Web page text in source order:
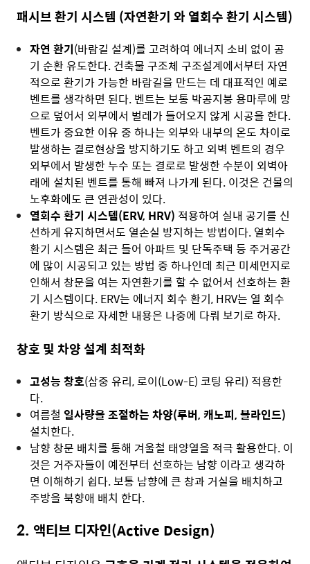
패시브 환기 시스템 (자연환기 와 열회수 환기 시스템)
자연 환기(바람길 설계)를 고려하여 에너지 소비 없이 공
기 순환 유도한다. 건축물 구조체 구조설계에서부터 자연
적으로 환기가 가능한 바람길을 만드는 데 대표적인 예로
벤트를 생각하면 된다. 벤트는 보통 박공지붕 용마루에 망
으로 덮어서 외부에서 벌레가 들어오지 않게 시공을 한다.
벤트가 중요한 이유 중 하나는 외부와 내부의 온도 차이로
발생하는 결로현상을 방지하기도 하고 외벽 벤트의 경우
외부에서 발생한 누수 또는 결로로 발생한 수분이 외벽아
래에 설치된 벤트를 통해 빠져 나가게 된다. 이것은 건물의
노후화에도 큰 연관성이 있다.
열회수 환기 시스템(ERV, HRV) 적용하여 실내 공기를 신
선하게 유지하면서도 열손실 방지하는 방법이다. 열회수
환기 시스템은 최근 들어 아파트 및 단독주택 등 주거공간
에 많이 시공되고 있는 방법 중 하나인데 최근 미세먼지로
인해서 창문을 여는 자연환기를 할 수 없어서 선호하는 환
기 시스템이다. ERV는 에너지 회수 환기, HRV는 열 회수
환기 방식으로 자세한 내용은 나중에 다뤄 보기로 하자.
창호 및 차양 설계 최적화
고성능 창호(삼중 유리, 로이(Low-E) 코팅 유리) 적용한
다.
여름철 일사량을 조절하는 차양(루버, 캐노피, 블라인드)
설치한다.
남향 창문 배치를 통해 겨울철 태양열을 적극 활용한다. 이
것은 거주자들이 예전부터 선호하는 남향 이라고 생각하
면 이해하기 쉽다. 보통 남향에 큰 창과 거실을 배치하고
주방을 북향애 배치 한다.
2. 액티브 디자인(Active Design)